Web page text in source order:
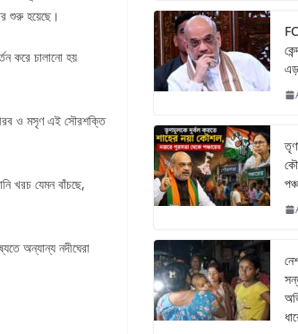
শুরু হয়েছে।
করে চালানো হয়
ও মসৃণ এই সৌরশক্তি
খরচ যেমন বাঁচছে,
অন্যান্য নদীঘেরা